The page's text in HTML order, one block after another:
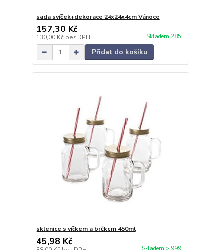
sada svíček+dekorace 24x24x4cm Vánoce
157,30 Kč
130,00 Kč bez DPH Skladem 285
Přidat do košíku
sklenice s víčkem a brčkem 450ml
45,98 Kč
Skladem > 999